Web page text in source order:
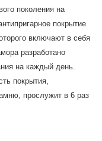
поколения на
покрытие
включают в себя
разработано
на каждый день.
покрытия,
прослужит в 6 раз